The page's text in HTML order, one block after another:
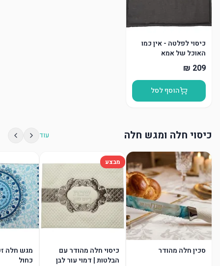
כיסוי לפלטה - אין כמו
האוכל של אמא
הוסף לסל
כיסוי חלה ומגש חלה עוד
סכין חלה מהודר
מבצע
כיסוי חלה מהודר עם
הבלטות | דמוי עור לבן
מגש חלה
כחול